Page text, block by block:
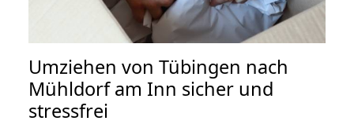
Umziehen von Tübingen nach
Mühldorf am Inn sicher und
stressfrei